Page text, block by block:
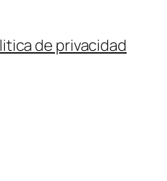
de privacidad